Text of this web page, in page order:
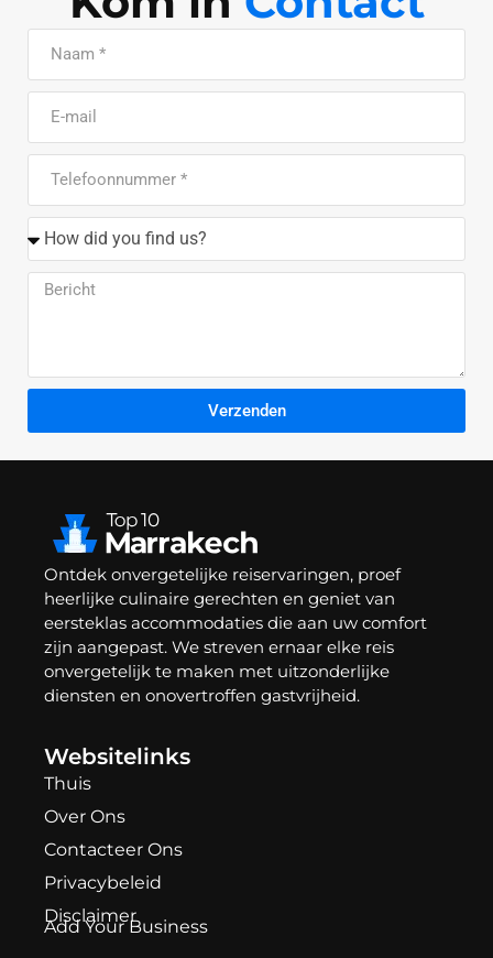
Verzenden
Ontdek onvergetelijke reiservaringen, proef
heerlijke culinaire gerechten en geniet van
eersteklas accommodaties die aan uw comfort
zijn aangepast. We streven ernaar elke reis
onvergetelijk te maken met uitzonderlijke
diensten en onovertroffen gastvrijheid.
Websitelinks
Thuis
Over Ons
Contacteer Ons
Privacybeleid
Disclaimer
Add Your Business